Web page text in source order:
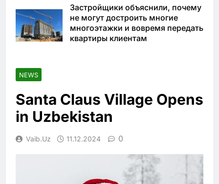
Застройщики объяснили, почему
не могут достроить многие
многоэтажки и вовремя передать
квартиры клиентам
NEWS
Santa Claus Village Opens
in Uzbekistan
Vaib.uz 11.12.2024 0